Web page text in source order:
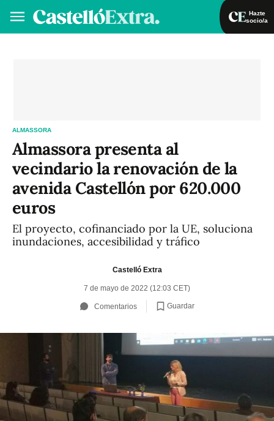
Hazte
socio/a
ALMASSORA
Almassora presenta al
vecindario la renovación de la
avenida Castellón por 620.000
euros
El proyecto, cofinanciado por la UE, soluciona
inundaciones, accesibilidad y tráfico
Castelló Extra
7 de mayo de 2022 (12:03 CET)
Comentarios Guardar